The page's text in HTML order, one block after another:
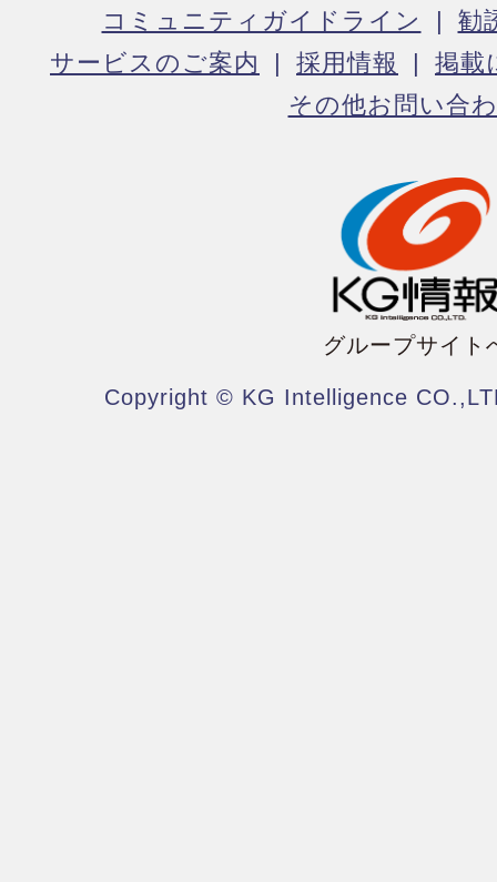
コミュニティガイドライン
勧
サービスのご案内
採用情報
掲載
その他お問い合
グループサイト
Copyright © KG Intelligence